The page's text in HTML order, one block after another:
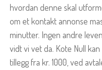
hvordan denne skal
om et kontakt annonse
minutter. Ingen andre
vidt vi vet da. Kote Null
tillegg fra kr. 1000, ved